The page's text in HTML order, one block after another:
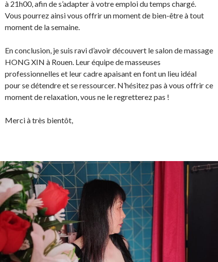
à 21h00, afin de s’adapter à votre emploi du temps chargé.
Vous pourrez ainsi vous offrir un moment de bien-être à tout
moment de la semaine.
En conclusion, je suis ravi d’avoir découvert le salon de massage
HONG XIN à Rouen. Leur équipe de masseuses
professionnelles et leur cadre apaisant en font un lieu idéal
pour se détendre et se ressourcer. N’hésitez pas à vous offrir ce
moment de relaxation, vous ne le regretterez pas !
Merci à très bientôt,